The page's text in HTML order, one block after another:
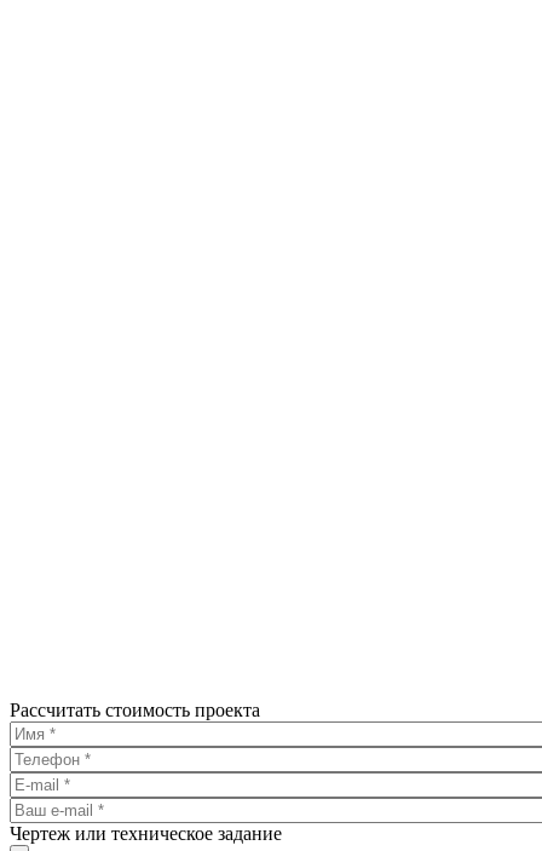
Рассчитать стоимость проекта
Чертеж или техническое задание